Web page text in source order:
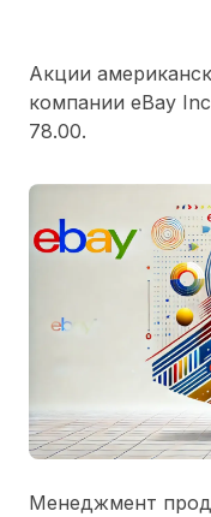
Акции
компании eBay
78.00.
Менеджмент